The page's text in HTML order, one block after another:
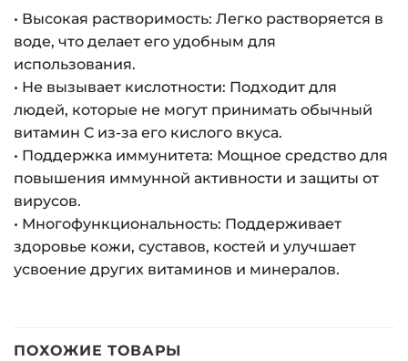
• Высокая растворимость: Легко растворяется в
воде, что делает его удобным для
использования.
• Не вызывает кислотности: Подходит для
людей, которые не могут принимать обычный
витамин C из-за его кислого вкуса.
• Поддержка иммунитета: Мощное средство для
повышения иммунной активности и защиты от
вирусов.
• Многофункциональность: Поддерживает
здоровье кожи, суставов, костей и улучшает
усвоение других витаминов и минералов.
ПОХОЖИЕ ТОВАРЫ